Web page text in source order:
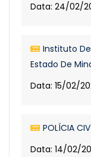
Data: 24/02/
Instituto
Estado De
Data: 15/02/
POLÍCIA
Data: 14/02/